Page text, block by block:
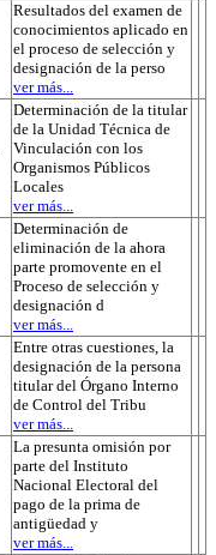
Resultados del examen de
conocimientos aplicado en
el proceso de selección y
designación de la perso
ver más...
Determinación de la titular
de la Unidad Técnica de
Vinculación con los
Organismos Públicos
Locales
ver más...
Determinación de
eliminación de la ahora
parte promovente en el
Proceso de selección y
designación d
ver más...
Entre otras cuestiones, la
designación de la persona
titular del Órgano Interno
de Control del Tribu
ver más...
La presunta omisión por
parte del Instituto
Nacional Electoral del
pago de la prima de
antigüedad y
ver más...